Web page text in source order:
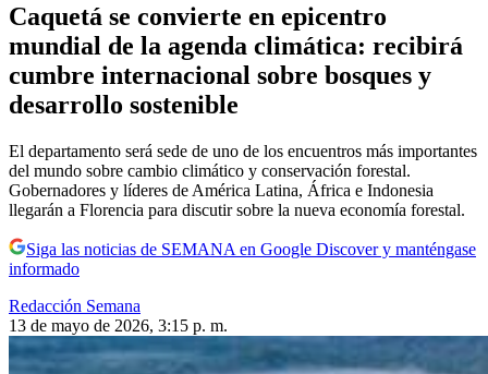
Caquetá se convierte en epicentro
mundial de la agenda climática: recibirá
cumbre internacional sobre bosques y
desarrollo sostenible
El departamento será sede de uno de los encuentros más importantes
del mundo sobre cambio climático y conservación forestal.
Gobernadores y líderes de América Latina, África e Indonesia
llegarán a Florencia para discutir sobre la nueva economía forestal.
Siga las noticias de SEMANA en Google Discover y manténgase
informado
Redacción Semana
13 de mayo de 2026, 3:15 p. m.